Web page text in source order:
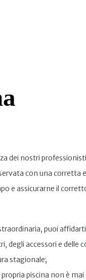
dei nostri
con una corretta
e assicurarne il
puoi
degli accessori e
stagionale;⁣
propria piscina non è